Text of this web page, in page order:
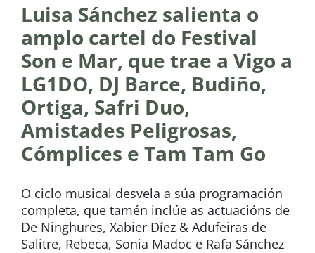
Luisa Sánchez salienta o
amplo cartel do Festival
Son e Mar, que trae a Vigo a
LG1DO, DJ Barce, Budiño,
Ortiga, Safri Duo,
Amistades Peligrosas,
Cómplices e Tam Tam Go
O ciclo musical desvela a súa programación
completa, que tamén inclúe as actuacións de
De Ninghures, Xabier Díez & Adufeiras de
Salitre, Rebeca, Sonia Madoc e Rafa Sánchez